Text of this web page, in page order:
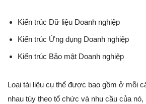
Kiến trúc Dữ liệu Doanh nghiệp
Kiến trúc Ứng dụng Doanh nghiệp
Kiến trúc Bảo mật Doanh nghiệp
Loại tài liệu cụ thể được bao gồm ở mỗi
nhau tùy theo tổ chức và nhu cầu của